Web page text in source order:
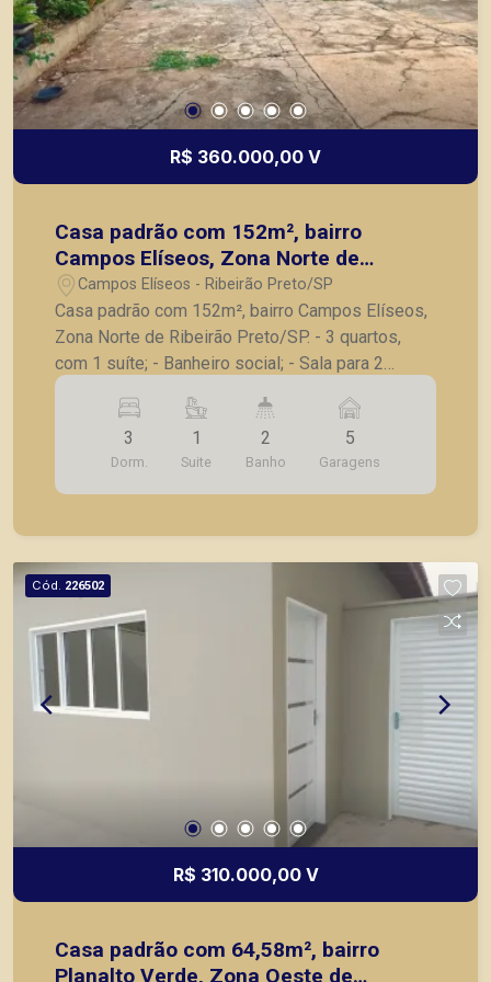
R$ 360.000,00 V
Casa padrão com 152m², bairro
Campos Elíseos, Zona Norte de
Ribeirão Preto/SP.
Campos Elíseos - Ribeirão Preto/SP
Casa padrão com 152m², bairro Campos Elíseos,
Zona Norte de Ribeirão Preto/SP. - 3 quartos,
com 1 suíte; - Banheiro social; - Sala para 2
ambientes; - Cozinha planejada; - Lavanderia; -
Quintal; - 5 vagas de garagem. A Piramid tem
como objetivo atender seus clientes com
agilidade e segurança, em locação, vendas de
imóveis prontos, usados ou mesmo nos
3
Dorm.
1
Suite
2
Banho
5
Garagens
Cód. 226502
R$ 310.000,00 V
Casa padrão com 64,58m², bairro
Planalto Verde, Zona Oeste de